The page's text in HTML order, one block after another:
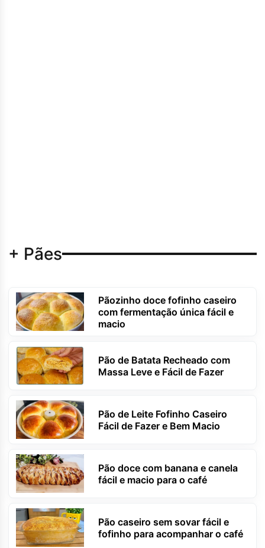
+ Pães
Pãozinho doce fofinho caseiro
com fermentação única fácil e
macio
Pão de Batata Recheado com
Massa Leve e Fácil de Fazer
Pão de Leite Fofinho Caseiro
Fácil de Fazer e Bem Macio
Pão doce com banana e canela
fácil e macio para o café
Pão caseiro sem sovar fácil e
fofinho para acompanhar o café